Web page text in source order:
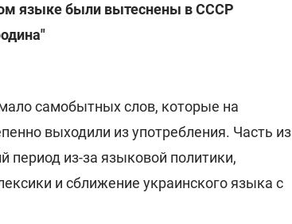
языке были вытеснены в СССР
самобытных слов, которые на
выходили из употребления. Часть из
период из-за языковой политики,
и сближение украинского языка с